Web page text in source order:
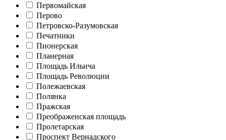
Первомайская
Перово
Петровско-Разумовская
Печатники
Пионерская
Планерная
Площадь Ильича
Площадь Революции
Полежаевская
Полянка
Пражская
Преображенская площадь
Пролетарская
Проспект Вернадского